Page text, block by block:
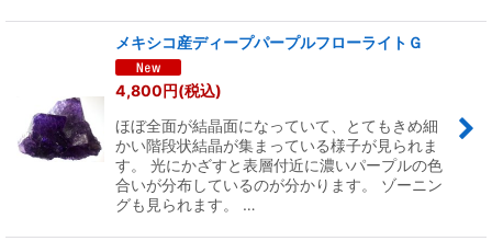
メキシコ産ディープパープルフローライトＧ
4,800円(税込)
ほぼ全面が結晶面になっていて、とてもきめ細
かい階段状結晶が集まっている様子が見られま
す。 光にかざすと表層付近に濃いパープルの色
合いが分布しているのが分かります。 ゾーニン
グも見られます。 …